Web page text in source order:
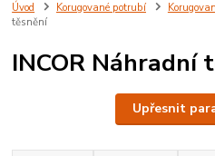
Úvod Korugované potrubí
těsnění
INCOR Náhradní
Upřesnit